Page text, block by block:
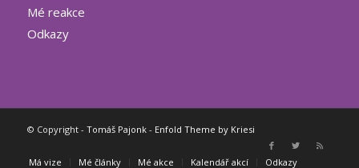
Mé reakce
Odkazy
© Copyright - Tomáš Pajonk- Enfold Theme by Kriesi
Má vize Mé články Mé akce Kalendář akcí Odkazy